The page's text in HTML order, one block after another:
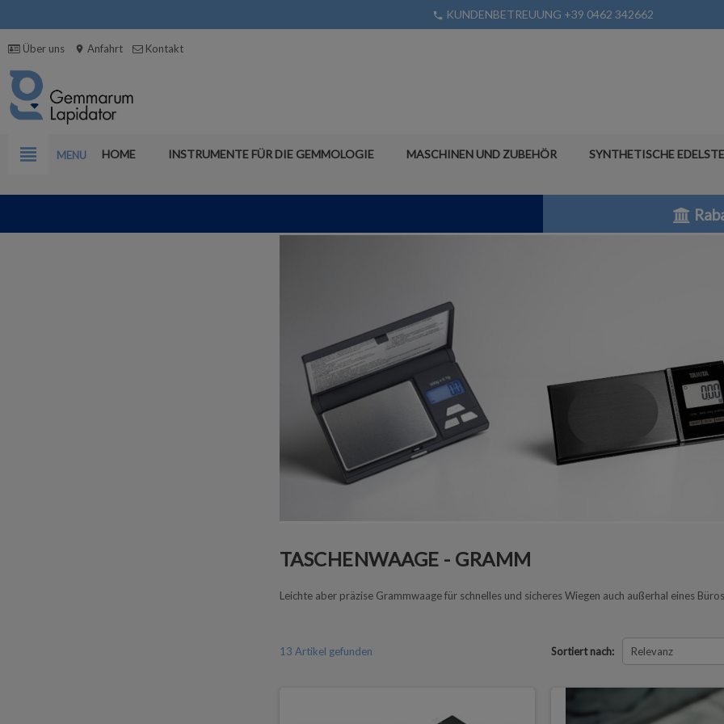
phone KUNDENBETREUUNG +39 0462 342662
Über uns location_on Anfahrt Kontakt
view_headline MENU HOME INSTRUMENTE FÜR DIE GEMMOLOGIE MASCHINEN UND ZUBEHÖR SYNTHETISCHE
TASCHENWAAGE - GRAMM
Leichte aber präzise Grammwaage für schnelles und sicheres Wiegen auch außerhal eines
Sortiert nach: Relevanz
13 Artikel gefunden